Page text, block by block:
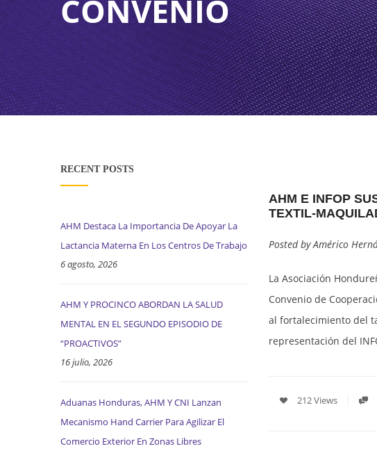
ASISTENCIA PSICOLÓGICA
CAPACITACIÓN EN EL TEMA
RECURSOS VIRTUALES COMITÉ DE GENERO – COHEP
STABLE LEGAL FRAMEWORK
OPERATING COSTS
HIGHLY-QUALIFIED WORKFORCE
FREE TRADE AGREEMENTS
INHDELVA
ZOLI AMERICA
ALTIA
ZIP
SOCIAL COMPLIANCE UNIT PROCINCO (TRAINING UNIT)
HEALTH AND OCCUPATIONAL SAFETY (SSO)
CONVENIO
RECENT POSTS
AHM Destaca La Importancia De Apoyar La
Lactancia Materna En Los Centros De Trabajo
6 agosto, 2026
AHM Y PROCINCO ABORDAN LA SALUD
MENTAL EN EL SEGUNDO EPISODIO DE
“PROACTIVOS”
16 julio, 2026
Aduanas Honduras, AHM Y CNI Lanzan
Mecanismo Hand Carrier Para Agilizar El
Comercio Exterior En Zonas Libres
AHM E INFOP
TEXTIL-
Posted byAmérico
La Asociación
Convenio de
al fortalecimiento del
representación del
212 Views